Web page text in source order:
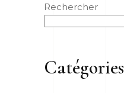
Rechercher
Catégories